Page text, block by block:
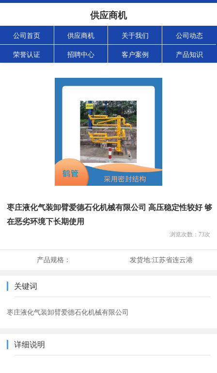
供应商机
公司首页 供应商机 关于我们 公司动态
荣誉认证 招聘中心 客户案例 产品知识
枣庄液化气装卸臂爱德石化机械有限公司 高压稳定性较好 够
在恶劣环境下长期使用
浏览次数： 73次
产品规格： 发货地:江苏省连云港
关键词
枣庄液化气装卸臂爱德石化机械有限公司
详细说明